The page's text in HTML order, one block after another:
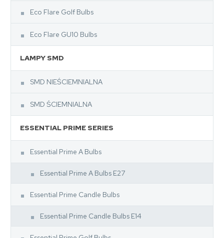
Eco Flare Golf Bulbs
Eco Flare GU10 Bulbs
LAMPY SMD
SMD NIEŚCIEMNIALNA
SMD ŚCIEMNIALNA
ESSENTIAL PRIME SERIES
Essential Prime A Bulbs
Essential Prime A Bulbs E27
Essential Prime Candle Bulbs
Essential Prime Candle Bulbs E14